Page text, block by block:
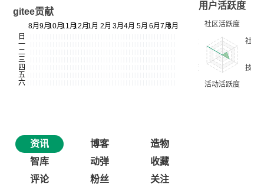
gitee贡献
用户活跃度
资讯 博客
造物
智库
动弹
收藏
评论
粉丝 关注